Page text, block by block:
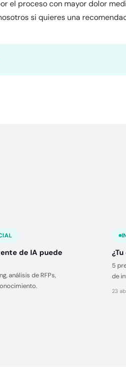
el proceso con mayor dolor
si quieres una
de IA puede
análisis de RFPs,
5
de
23